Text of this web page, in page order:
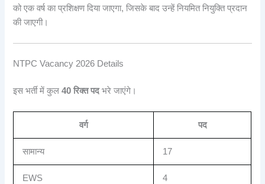
को एक वर्ष का प्रशिक्षण दिया जाएगा, जिसके बाद उन्हें नियमित नियुक्ति प्रदान
की जाएगी।
NTPC Vacancy 2026 Details
इस भर्ती में कुल40 रिक्त पदभरे जाएंगे।
वर्ग पद
सामान्य 17
EWS 4